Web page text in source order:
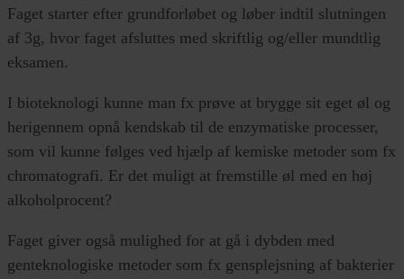
Faget starter efter grundforløbet og løber indtil slutningen
af 3g, hvor faget afsluttes med skriftlig og/eller mundtlig
eksamen.
I bioteknologi kunne man fx prøve at brygge sit eget øl og
herigennem opnå kendskab til de enzymatiske processer,
som vil kunne følges ved hjælp af kemiske metoder som fx
chromatografi. Er det muligt at fremstille øl med en høj
alkoholprocent?
Faget giver også mulighed for at gå i dybden med
genteknologiske metoder som fx gensplejsning af bakterier